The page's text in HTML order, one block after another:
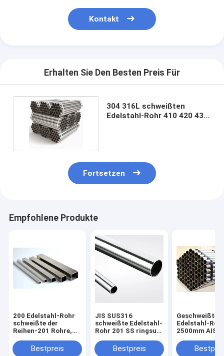
Kontakt
Erhalten Sie Den Besten Preis Für
304 316L schweißten
Edelstahl-Rohr 410 420 430
Fortsetzen
Empfohlene Produkte
200 Edelstahl-Rohr
schweißte der
Reihen-201 Rohre,
2500mm quadrieren
Bestpreis
JIS SUS316
schweißte Edelstahl-
Rohr 201 SS ringsum
Bestpreis
Geschweißtes
Edelstahl-
2500mm AISI